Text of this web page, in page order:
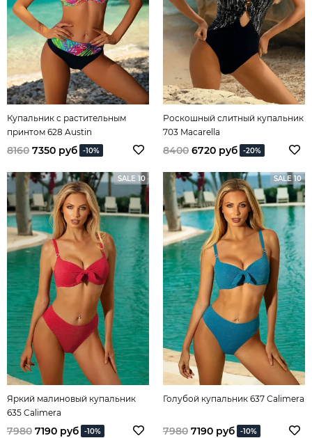
Купальник с растительным
принтом 628 Austin
8160 7350 руб -10%
Роскошный слитный купальник
703 Macarella
8400 6720 руб -20%
SALE 10
Яркий малиновый купальник
635 Calimera
7980 7190 руб -10%
SALE 10
Голубой купальник 637 Calimera
7980 7190 руб -10%